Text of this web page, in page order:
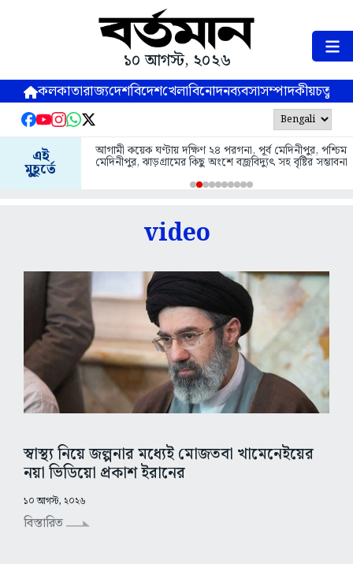
১০ আগস্ট, ২০২৬
কলকাতারাজ্যদেশবিদেশখেলাবিনোদনব্যবসাসম্পাদকীয়
এই
মুহূর্তে
আগামী কয়েক ঘণ্টায় দক্ষিণ ২৪ পরগনা, পূর্ব মেদিনীপুর, পশ্চিম
মেদিনীপুর, ঝাড়গ্রামের কিছু অংশে বজ্রবিদ্যুৎ সহ বৃষ্টির সম্ভাবনা
গ্রাহকের ক্রেডিট
, গ্রেপ্তার
video
স্বাস্থ্য নিয়ে জল্পনার মধ্যেই মোজতবা খামেনেইয়ের
নয়া ভিডিয়ো প্রকাশ ইরানের
১০ আগস্ট, ২০২৬
বিস্তারিত